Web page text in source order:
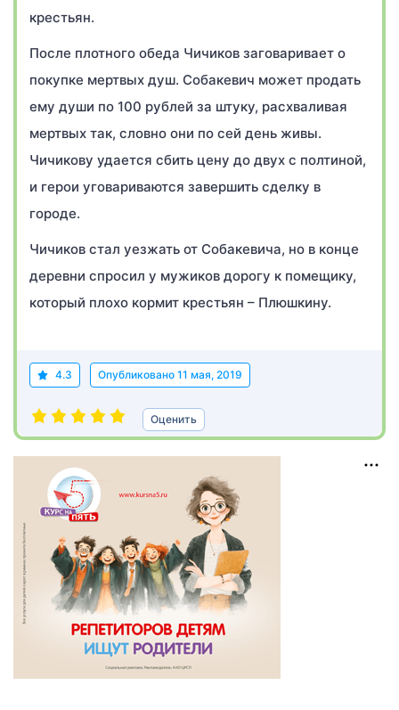
крестьян.
После плотного обеда Чичиков заговаривает о
покупке мертвых душ. Собакевич может продать
ему души по 100 рублей за штуку, расхваливая
мертвых так, словно они по сей день живы.
Чичикову удается сбить цену до двух с полтиной,
и герои уговариваются завершить сделку в
городе.
Чичиков стал уезжать от Собакевича, но в конце
деревни спросил у мужиков дорогу к помещику,
который плохо кормит крестьян – Плюшкину.
4.3 Опубликовано 11 мая, 2019
Оценить